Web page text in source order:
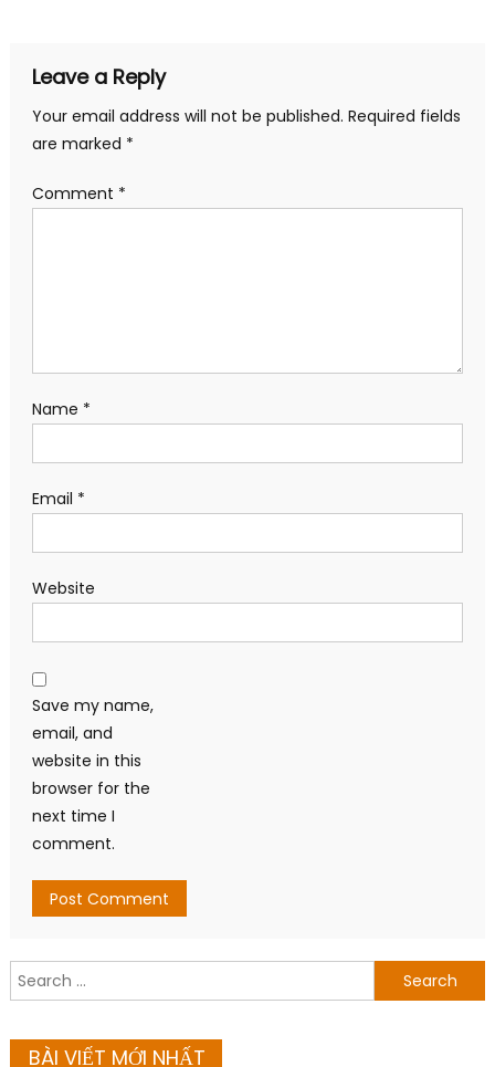
Leave a Reply
Your email address will not be published. Required fields
are marked *
Comment *
Name *
Email *
Website
Save my name,
email, and
website in this
browser for the
next time I
comment.
Search
for:
BÀI VIẾT MỚI NHẤT